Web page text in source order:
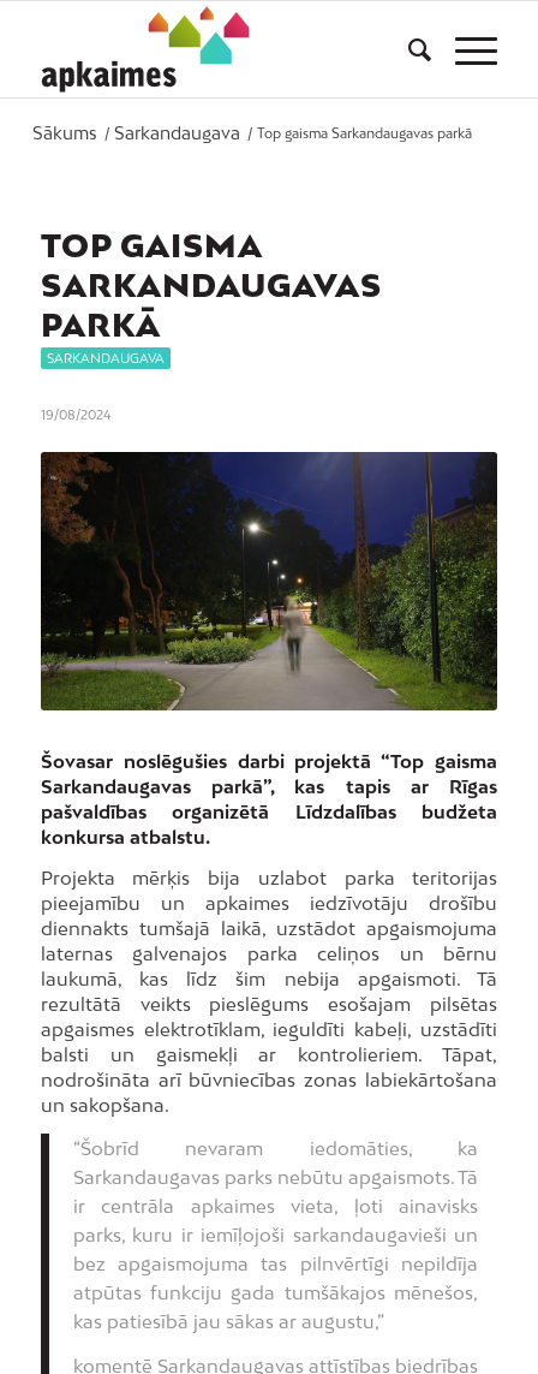
Sākums / Sarkandaugava / Top gaisma Sarkandaugavas parkā
TOP GAISMA
SARKANDAUGAVAS
PARKĀ
SARKANDAUGAVA
19/08/2024
Šovasar noslēgušies darbi projektā “Top gaisma
Sarkandaugavas parkā”, kas tapis ar Rīgas
pašvaldības organizētā Līdzdalības budžeta
konkursa atbalstu.
Projekta mērķis bija uzlabot parka teritorijas
pieejamību un apkaimes iedzīvotāju drošību
diennakts tumšajā laikā, uzstādot apgaismojuma
laternas galvenajos parka celiņos un bērnu
laukumā, kas līdz šim nebija apgaismoti. Tā
rezultātā veikts pieslēgums esošajam pilsētas
apgaismes elektrotīklam, ieguldīti kabeļi, uzstādīti
balsti un gaismekļi ar kontrolieriem. Tāpat,
nodrošināta arī būvniecības zonas labiekārtošana
un sakopšana.
“Šobrīd nevaram iedomāties, ka
Sarkandaugavas parks nebūtu apgaismots. Tā
ir centrāla apkaimes vieta, ļoti ainavisks
parks, kuru ir iemīļojoši sarkandaugavieši un
bez apgaismojuma tas pilnvērtīgi nepildīja
atpūtas funkciju gada tumšākajos mēnešos,
kas patiesībā jau sākas ar augustu,”
komentē Sarkandaugavas attīstības biedrības